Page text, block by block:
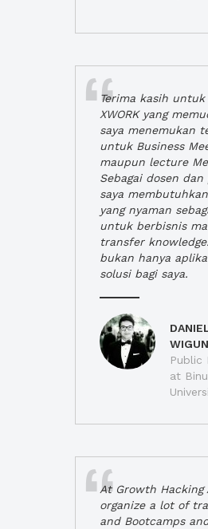
Terima kasih
XWORK yang
saya menemukan
untuk Business
maupun lecture
Sebagai dosen
saya
yang nyaman
untuk berbisnis
transfer knowledge.
bukan hanya
solusi bagi saya.
Public
at
At Growth Hacking
organize a lot of
and Bootcamps